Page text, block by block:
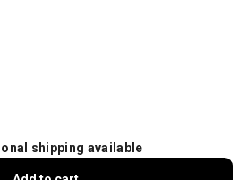
shipping available